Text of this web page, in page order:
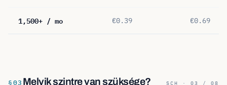
1,500+ / mo €0.39 €0.69
§03 Melyik szintre van szüksége? SCH · 03 / 08